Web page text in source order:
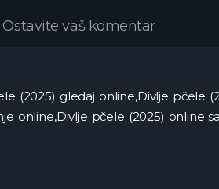
Ostavite vaš komentar
(2025) gledaj online,Divlje pčele
online,Divlje pčele (2025) online